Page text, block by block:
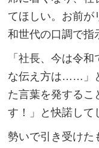
てほしい。お前が
和世代の口調で指
「社長、今は令
な伝え方は……」
た言葉を発するこ
す！」と快諾して
勢いで引き受けた